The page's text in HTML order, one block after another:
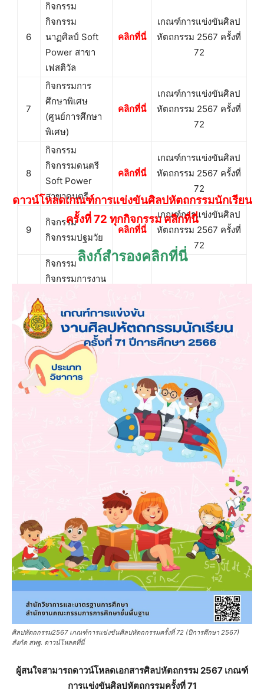
6
กิจกรรม
กิจกรรม
นาฏศิลป์ Soft
Power สาขา
เฟสติวัล
คลิกที่นี่
เกณฑ์การแข่งขันศิลป
หัตถกรรม 2567 ครั้งที่
72
7
กิจกรรมการ
ศึกษาพิเศษ
(ศูนย์การศึกษา
พิเศษ)
คลิกที่นี่
เกณฑ์การแข่งขันศิลป
หัตถกรรม 2567 ครั้งที่
72
8
กิจกรรม
กิจกรรมดนตรี
Soft Power
สาขาดนตรี
คลิกที่นี่
เกณฑ์การแข่งขันศิลป
หัตถกรรม 2567 ครั้งที่
72
9
กิจกรรม
กิจกรรมปฐมวัย
คลิกที่นี่
เกณฑ์การแข่งขันศิลป
หัตถกรรม 2567 ครั้งที่
72
10
กิจกรรม
กิจกรรมการงาน
Power สาขา
อาหาร/สาขา
ออกแบบ/สาขา
ศิลปะ
คลิกที่นี่
72
กิจกรรม
กิจกรรม
คลิกที่นี่
เกณฑ์การแข่งขันศิลป
หัตถกรรม 2567 ครั้งที่
72
Power สาขา
หนังสือ
คลิกที่นี่
เกณฑ์การแข่งขันศิลป
หัตถกรรม 2567 ครั้งที่
72
ดาวน์โหลดเกณฑ์การแข่งขันศิลปหัตถกรรมนักเรียน
ครั้งที่ 72 ทุกกิจกรรม คลิกที่นี่
ลิงก์สำรองคลิกที่นี่
ศิลปหัตถกรรม2567 เกณฑ์การแข่งขันศิลปหัตถกรรมครั้งที่ 72 (ปีการศึกษา 2567)
สังกัด สพฐ. ดาวน์โหลดที่นี่
ผู้สนใจสามารถดาวน์โหลดเอกสารศิลปหัตถกรรม 2567 เกณฑ์
การแข่งขันศิลปหัตถกรรมครั้งที่ 71